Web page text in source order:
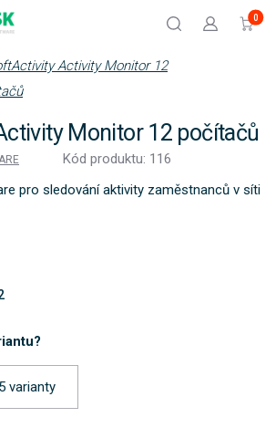
0
Monitor 12 počítačů
Kód produktu: 116
pro sledování aktivity zaměstnanců v síti
varianty